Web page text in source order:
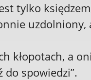
tylko
kłopotach, a
do spowiedzi”.